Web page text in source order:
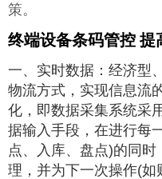
策。
终端设备条码管控 提
一、实时数据：经济型
物流方式，实现信息流
化，即数据采集系统采
据输入手段，在进行每
点、入库、盘点)的同
理，并为下一次操作(